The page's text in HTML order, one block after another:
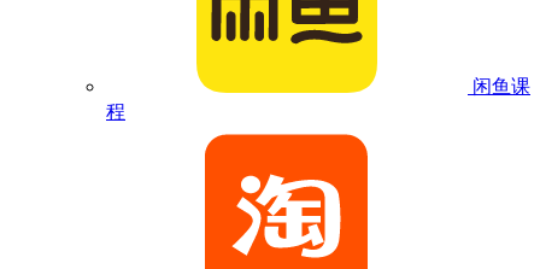
闲鱼课
程